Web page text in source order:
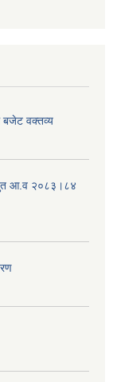
बजेट वक्तव्य
आ.व‍ २०८३।८४